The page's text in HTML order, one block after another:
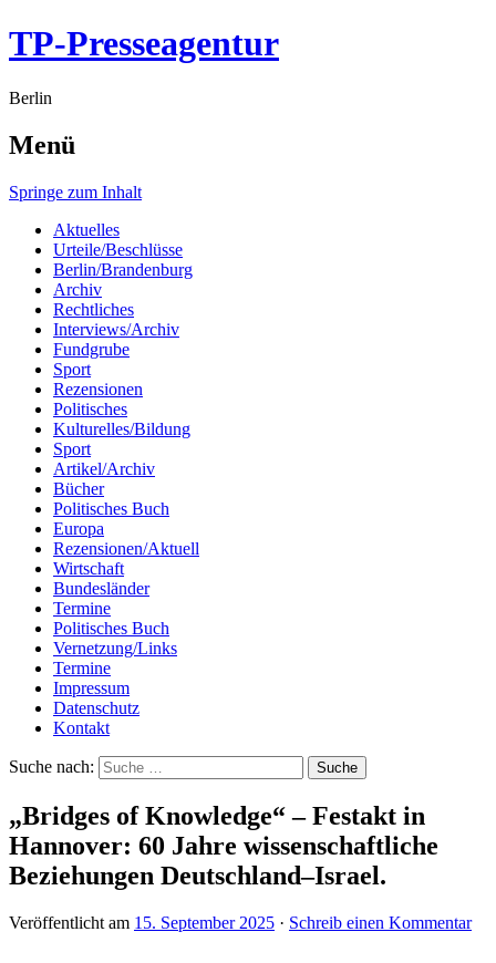
TP-Presseagentur
Berlin
Menü
Springe zum Inhalt
Aktuelles
Urteile/Beschlüsse
Berlin/Brandenburg
Archiv
Rechtliches
Interviews/Archiv
Fundgrube
Sport
Rezensionen
Politisches
Kulturelles/Bildung
Sport
Artikel/Archiv
Bücher
Politisches Buch
Europa
Rezensionen/Aktuell
Wirtschaft
Bundesländer
Termine
Politisches Buch
Vernetzung/Links
Termine
Impressum
Datenschutz
Kontakt
Suche nach:
„Bridges of Knowledge“ – Festakt in
Hannover: 60 Jahre wissenschaftliche
Beziehungen Deutschland–Israel.
Veröffentlicht am 15. September 2025 · Schreib einen Kommentar